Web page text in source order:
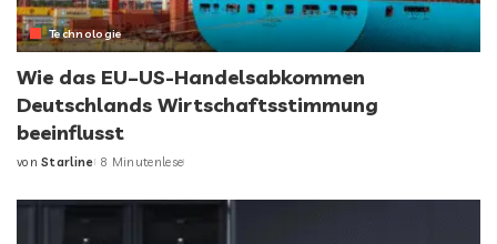
Technologie
Wie das EU–US-Handelsabkommen
Deutschlands Wirtschaftsstimmung
beeinflusst
von Starline 8 Minutenlese